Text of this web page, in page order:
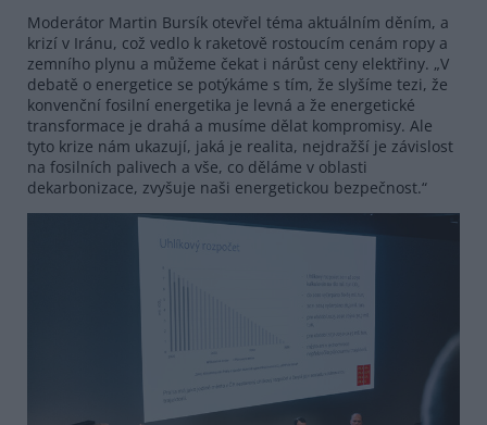
Moderátor Martin Bursík otevřel téma aktuálním děním, a
krizí v Iránu, což vedlo k raketově rostoucím cenám ropy a
zemního plynu a můžeme čekat i nárůst ceny elektřiny. „V
debatě o energetice se potýkáme s tím, že slyšíme tezi, že
konvenční fosilní energetika je levná a že energetické
transformace je drahá a musíme dělat kompromisy. Ale
tyto krize nám ukazují, jaká je realita, nejdražší je závislost
na fosilních palivech a vše, co děláme v oblasti
dekarbonizace, zvyšuje naši energetickou bezpečnost.“